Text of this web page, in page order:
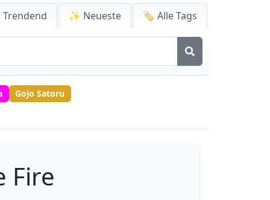
✨ Neueste 🏷️ Alle Tags
Gojo Satoru
Fire